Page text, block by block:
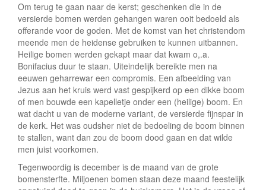
Om terug te gaan naar de kerst; geschenken die in de
versierde bomen werden gehangen waren ooit bedoeld als
offerande voor de goden. Met de komst van het christendom
meende men de heidense gebruiken te kunnen uitbannen.
Heilige bomen werden gekapt maar dat kwam o,.a.
Bonifacius duur te staan. Uiteindelijk bereikte men na
eeuwen geharrewar een compromis. Een afbeelding van
Jezus aan het kruis werd vast gespijkerd op een dikke boom
of men bouwde een kapelletje onder een (heilige) boom. En
wat dacht u van de moderne variant, de versierde fijnspar in
de kerk. Het was oudsher niet de bedoeling de boom binnen
te stallen, want dan zou de boom dood gaan en dat wilde
men juist voorkomen.
Tegenwoordig is december is de maand van de grote
bomensterfte. Miljoenen bomen staan deze maand feestelijk